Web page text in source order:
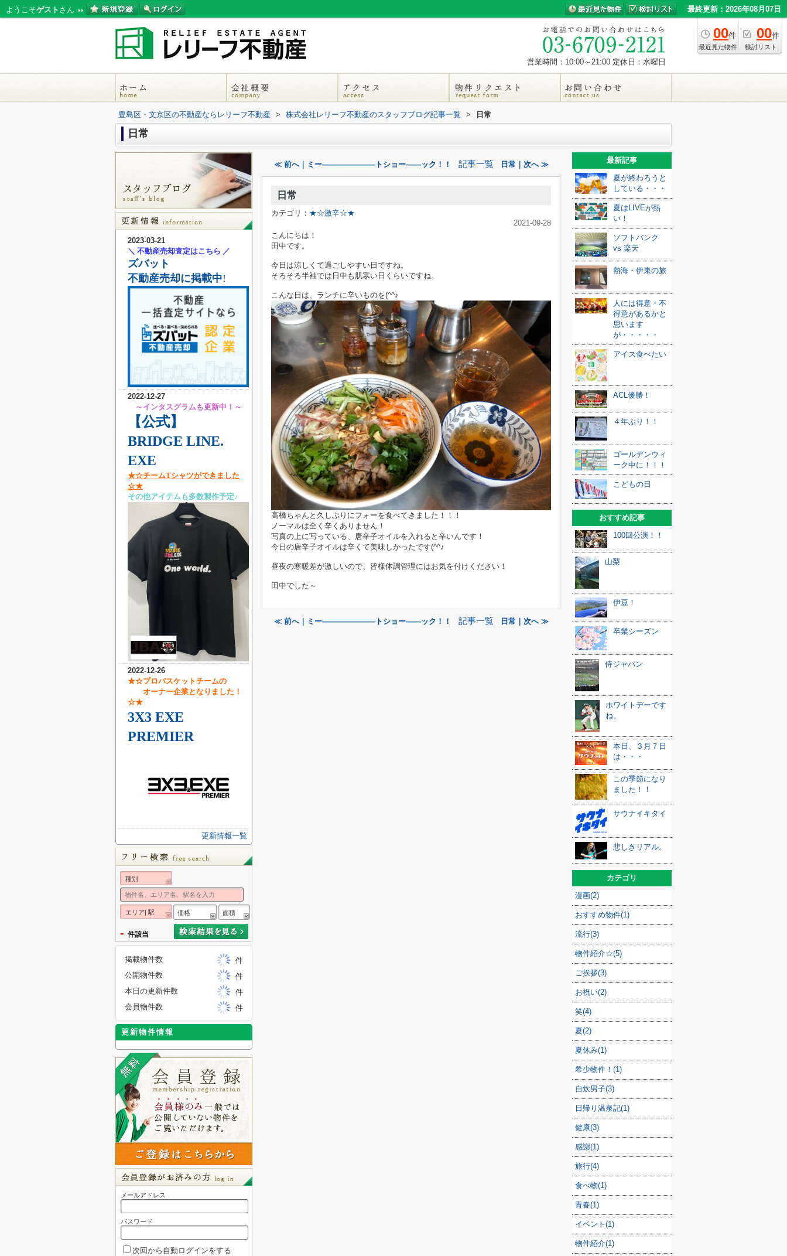
ようこそゲスト さん 最終更新：2026年08月07日
00件
最近見た物件
00件
検討リスト
営業時間：10:00～21:00 定休日：水曜日
豊島区・文京区の不動産ならレリーフ不動産 > 株式会社レリーフ不動産のスタッフブログ記事一覧 > 日常
日常
≪ 前へ｜ミー―――――――トショー――ック！！ 記事一覧 日常｜次へ ≫
日常
カテゴリ： ★☆激辛☆★
2021-09-28
こんにちは！
田中です。
今日は涼しくて過ごしやすい日ですね。
そろそろ半袖では日中も肌寒い日くらいですね。
こんな日は、ランチに辛いものを(^^♪
高橋ちゃんと久しぶりにフォーを食べてきました！！！
ノーマルは全く辛くありません！
写真の上に写っている、唐辛子オイルを入れると辛いんです！
今日の唐辛子オイルは辛くて美味しかったです(^^♪
昼夜の寒暖差が激しいので、皆様体調管理にはお気を付けください！
田中でした～
≪ 前へ｜ミー―――――――トショー――ック！！ 記事一覧 日常｜次へ ≫
最新記事
夏が終わろうと
している・・・
夏はLIVEが熱
い！
ソフトバンク
vs 楽天
熱海・伊東の旅
人には得意・不
得意があるかと
思います
が・・・・・
アイス食べたい
ACL優勝！
４年ぶり！！
ゴールデンウィ
ーク中に！！！
こどもの日
おすすめ記事
100回公演！！
山梨
伊豆！
卒業シーズン
侍ジャパン
ホワイトデーです
ね。
本日、３月７日
は・・・
この季節になり
ました！！
サウナイキタイ
悲しきリアル。
カテゴリ
漫画(2)
おすすめ物件(1)
流行(3)
物件紹介☆(5)
ご挨拶(3)
お祝い(2)
笑(4)
夏(2)
夏休み(1)
希少物件！(1)
自炊男子(3)
日帰り温泉記(1)
健康(3)
感謝(1)
旅行(4)
食べ物(1)
青春(1)
イベント(1)
物件紹介(1)
2023-03-21
＼ 不動産売却査定はこちら ／
ズバット
不動産売却に掲載中!
2022-12-27
～インタスグラムも更新中！～
【公式】
BRIDGE LINE.
EXE
★☆チームTシャツができました
☆★
その他アイテムも多数製作予定♪
2022-12-26
★☆プロバスケットチームの
オーナー企業となりました！
☆★
3X3 EXE
PREMIER
更新情報一覧
種別
エリア| 駅 価格 面積
- 件該当
掲載物件数
件
公開物件数
件
本日の更新件数
件
会員物件数
件
更新物件情報
メールアドレス
パスワード
次回から自動ログインをする